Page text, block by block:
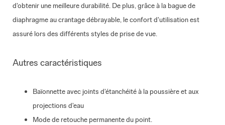
d'obtenir une meilleure durabilité. De plus, grâce à la bague de
diaphragme au crantage débrayable, le confort d'utilisation est
assuré lors des différents styles de prise de vue.
Autres caractéristiques
Baïonnette avec joints d'étanchéité à la poussière et aux
projections d'eau
Mode de retouche permanente du point.